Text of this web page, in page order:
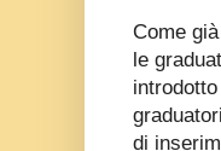
Come
le
di